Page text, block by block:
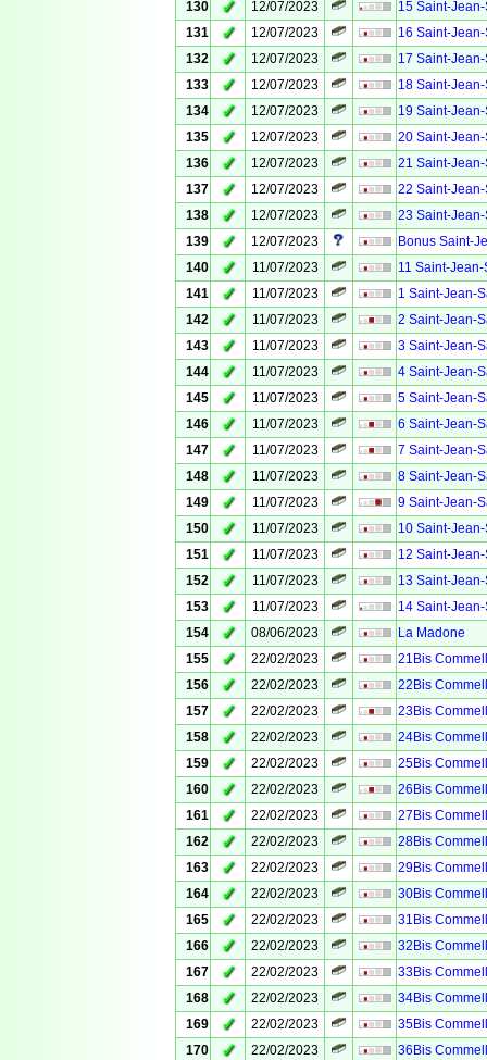
130 ✓ 12/07/2023
15 Saint-
131
✓ 12/07/2023
16 Saint-
132
✓ 12/07/2023
17 Saint-
133
✓ 12/07/2023
18 Saint-
134
✓ 12/07/2023
19 Saint-
135
✓ 12/07/2023
20 Saint-
136
✓ 12/07/2023
21 Saint-
137
✓ 12/07/2023
22 Saint-
138
✓ 12/07/2023
23 Saint-
139
✓ 12/07/2023
Bonus Saint-
140
✓ 11/07/2023
11 Saint-
141
✓ 11/07/2023
1 Saint-Jean-
142
✓ 11/07/2023
2 Saint-Jean-
143
✓ 11/07/2023
3 Saint-Jean-
144
✓ 11/07/2023
4 Saint-Jean-
145
✓ 11/07/2023
5 Saint-Jean-
146
✓ 11/07/2023
6 Saint-Jean-
147
✓ 11/07/2023
7 Saint-Jean-
148
✓ 11/07/2023
8 Saint-Jean-
149
✓ 11/07/2023
9 Saint-Jean-
150
✓ 11/07/2023
10 Saint-
151
✓ 11/07/2023
12 Saint-
152
✓ 11/07/2023
13 Saint-
153
✓ 11/07/2023
14 Saint-
154
✓ 08/06/2023
La Madone
155
✓ 22/02/2023
21Bis
156
✓ 22/02/2023
22Bis
157
✓ 22/02/2023
23Bis
158
✓ 22/02/2023
24Bis
159
✓ 22/02/2023
25Bis
160
✓ 22/02/2023
26Bis
161
✓ 22/02/2023
27Bis
162
✓ 22/02/2023
28Bis
163
✓ 22/02/2023
29Bis
164
✓ 22/02/2023
30Bis
165
✓ 22/02/2023
31Bis
166
✓ 22/02/2023
32Bis
167
✓ 22/02/2023
33Bis
168
✓ 22/02/2023
34Bis
169
✓ 22/02/2023
35Bis
170
✓ 22/02/2023
36Bis